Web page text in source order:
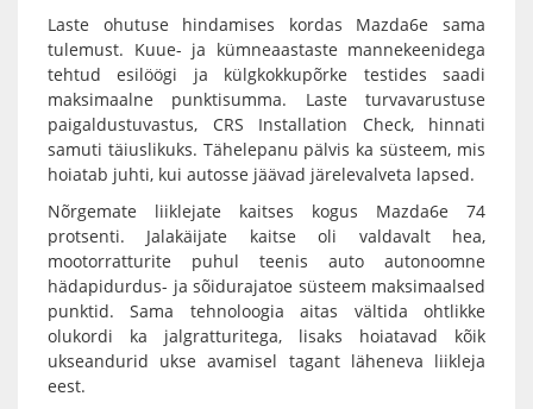
Laste ohutuse hindamises kordas Mazda6e sama
tulemust. Kuue- ja kümneaastaste mannekeenidega
tehtud esilöögi ja külgkokkupõrke testides saadi
maksimaalne punktisumma. Laste turvavarustuse
paigaldustuvastus, CRS Installation Check, hinnati
samuti täiuslikuks. Tähelepanu pälvis ka süsteem, mis
hoiatab juhti, kui autosse jäävad järelevalveta lapsed.
Nõrgemate liiklejate kaitses kogus Mazda6e 74
protsenti. Jalakäijate kaitse oli valdavalt hea,
mootorratturite puhul teenis auto autonoomne
hädapidurdus- ja sõidurajatoe süsteem maksimaalsed
punktid. Sama tehnoloogia aitas vältida ohtlikke
olukordi ka jalgratturitega, lisaks hoiatavad kõik
ukseandurid ukse avamisel tagant läheneva liikleja
eest.